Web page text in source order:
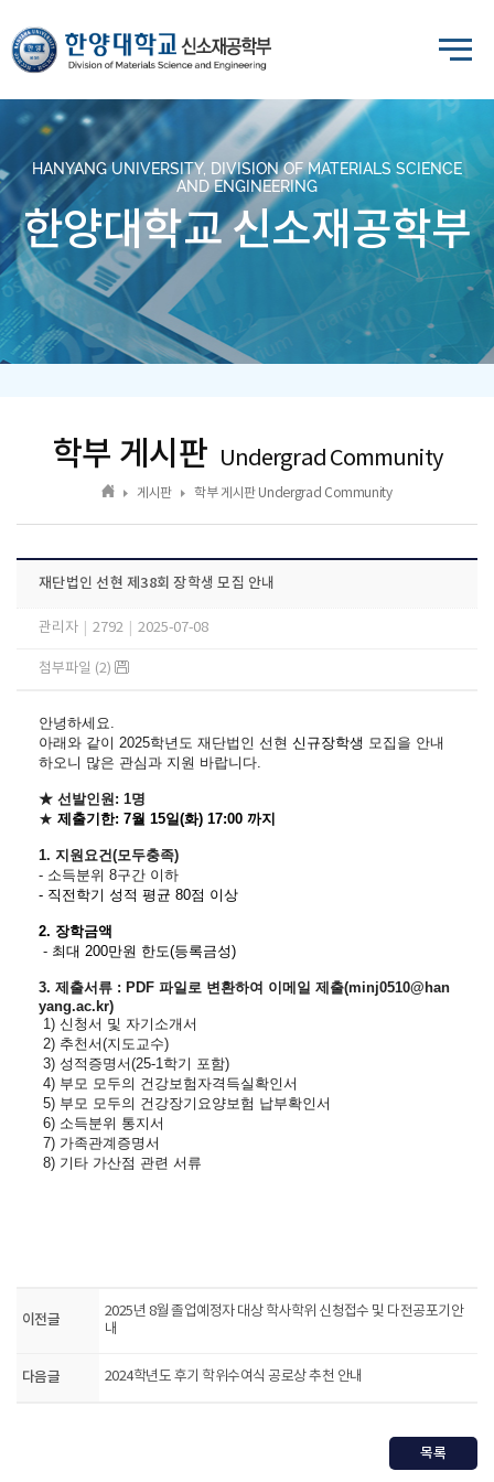
HANYANG UNIVERSITY, DIVISION OF MATERIALS SCIENCE
AND ENGINEERING
한양대학교 신소재공학부
학부 게시판 Undergrad Community
게시판 학부 게시판 Undergrad Community
재단법인 선현 제38회 장학생 모집 안내
관리자 2792 2025-07-08
첨부파일 (2)
안녕하세요.
아래와 같이 2025학년도 재단법인 선현 신규장학생 모집을 안내
하오니 많은 관심과 지원 바랍니다.
★ 선발인원: 1명
★ 제출기한: 7월 15일(화) 17:00 까지
1. 지원요건(모두충족)
- 소득분위 8구간 이하
- 직전학기 성적 평균 80점 이상
2. 장학금액
- 최대 200만원 한도(등록금성)
3. 제출서류 : PDF 파일로 변환하여 이메일 제출(minj0510@han
yang.ac.kr)
1) 신청서 및 자기소개서
2) 추천서(지도교수)
3) 성적증명서(25-1학기 포함)
4) 부모 모두의 건강보험자격득실확인서
5) 부모 모두의 건강장기요양보험 납부확인서
6) 소득분위 통지서
7) 가족관계증명서
8) 기타 가산점 관련 서류
이전글
2025년 8월 졸업예정자 대상 학사학위 신청접수 및 다전공포기안
내
다음글 2024학년도 후기 학위수여식 공로상 추천 안내
목록